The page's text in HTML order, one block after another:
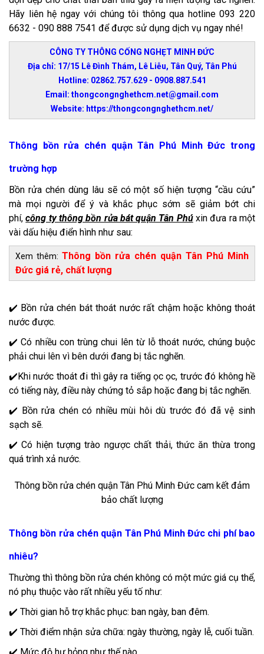
Hãy liên hệ ngay với chúng tôi thông qua hotline 093 220
6632 - 090 888 7541 để được sử dụng dịch vụ ngay nhé!
CÔNG TY THÔNG CỐNG NGHẸT MINH ĐỨC
Địa chỉ: 17/15 Lê Đình Thám, Lê Liễu, Tân Quý, Tân Phú
Hotline: 02862.757.629 - 0908.887.541
Email: thongcongnghethcm.net@gmail.com
Website: https://thongcongnghethcm.net/
Thông bồn rửa chén quận Tân Phú Minh Đức trong
trường hợp
Bồn rửa chén dùng lâu sẽ có một số hiện tượng “cầu cứu”
mà mọi người để ý và khắc phục sớm sẽ giảm bớt chi
phí,công ty thông bồn rửa bát quận Tân Phúxin đưa ra một
vài dấu hiệu điển hình như sau:
Xem thêm: ​Thông bồn rửa chén quận Tân Phú Minh
Đức giá rẻ, chất lượng
✔️ Bồn rửa chén bát thoát nước rất chậm hoặc không thoát
nước được.
✔️ Có nhiều con trùng chui lên từ lỗ thoát nước, chúng buộc
phải chui lên vì bên dưới đang bị tắc nghẽn.
✔️Khi nước thoát đi thì gây ra tiếng ọc ọc, trước đó không hề
có tiếng này, điều này chứng tỏ sắp hoặc đang bị tắc nghẽn.
✔️ Bồn rửa chén có nhiều mùi hôi dù trước đó đã vệ sinh
sạch sẽ.
✔️ Có hiện tượng trào ngược chất thải, thức ăn thừa trong
quá trình xả nước.
Thông bồn rửa chén quận Tân Phú Minh Đức cam kết đảm
bảo chất lượng
Thông bồn rửa chén quận Tân Phú Minh Đức chi phí bao
nhiêu?
Thường thì thông bồn rửa chén không có một mức giá cụ thể,
nó phụ thuộc vào rất nhiều yếu tố như:
✔️ Thời gian hỗ trợ khắc phục: ban ngày, ban đêm.
✔️ Thời điểm nhận sửa chữa: ngày thường, ngày lễ, cuối tuần.